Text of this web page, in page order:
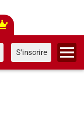
S'inscrire